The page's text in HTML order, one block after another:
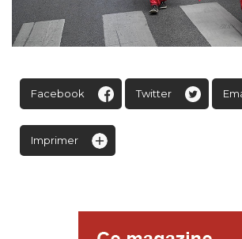
Facebook Twitter
Imprimer